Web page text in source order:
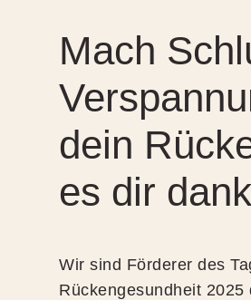
Mach
dein
es dir
Wir sind Förderer des
Rückengesundheit